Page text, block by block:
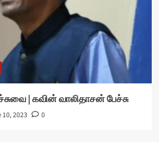
| கவின் வாலிதாசன் பேச்சு
2023 0